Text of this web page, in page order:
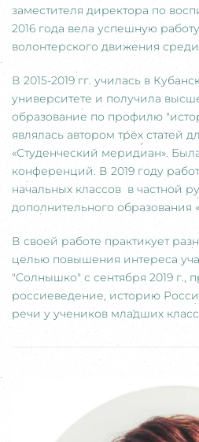
заместителя директора по
2016 года вела успешную
волонтерского движения
В 2015-2019 гг. училась в
университете и получила
образование по профилю
являлась автором трёх статей
«Студенческий меридиан».
конференций. В 2019 году
начальных классов в частной
дополнительного образования
В своей работе практикует
целью повышения интереса
"Солнышко" с сентября 2019 г.,
россиеведение, историю
речи у учеников младших